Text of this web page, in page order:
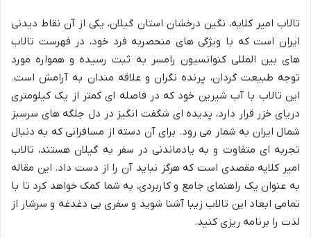
تالاب امیر کلایه، نگین درخشان استان گیلان، یکی از آن نقاط دیدنی
ایران است که با ویژگی های منحصربه فرد خود، در فهرست تالاب
های بین المللی کنوانسیون رامسر به ثبت رسیده و همواره مورد
توجه طبیعت گردان، پرنده نگران و علاقه مندان به آرامش است.
این تالاب با آب شیرین خود که در فاصله ای کمتر از یک کیلومتری
دریای خزر قرار دارد، پدیده ای شگفت انگیز در دل جلگه های سرسبز
شمال ایران به شمار می رود. برای آن دسته از مسافرانی که به دنبال
تجربه ای متفاوت و به یادماندنی در سفر به گیلان هستند، تالاب
امیر کلایه مقصدی است که هرگز نباید آن را از دست داد. این مقاله
به عنوان یک راهنمای جامع و کاربردی، به شما کمک خواهد کرد تا با
تمامی ابعاد این تالاب زیبا آشنا شوید و سفری بی دغدغه و سرشار از
لذت را برنامه ریزی کنید.